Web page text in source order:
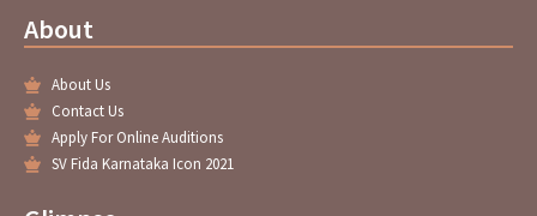
o e g b
About
About Us
Contact Us
Apply For Online Auditions
SV Fida Karnataka Icon 2021